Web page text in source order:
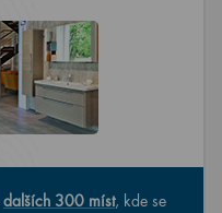
dalších 300 míst, kde se